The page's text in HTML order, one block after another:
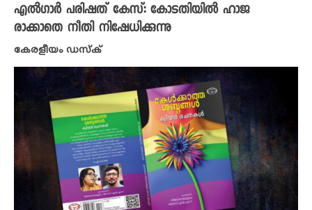
എൽ​ഗാർ പരിഷത് കേസ്: കോടതിയിൽ ഹാജ
രാക്കാതെ നീതി നിഷേധിക്കുന്നു
കേരളീയം ഡസ്ക്